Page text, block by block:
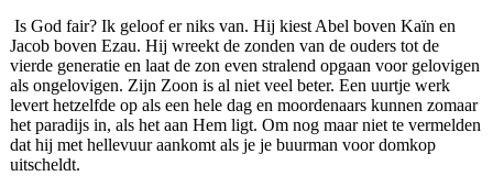
Is God fair? Ik geloof er niks van. Hij kiest Abel boven Kaïn en
Jacob boven Ezau. Hij wreekt de zonden van de ouders tot de
vierde generatie en laat de zon even stralend opgaan voor gelovigen
als ongelovigen. Zijn Zoon is al niet veel beter. Een uurtje werk
levert hetzelfde op als een hele dag en moordenaars kunnen zomaar
het paradijs in, als het aan Hem ligt. Om nog maar niet te vermelden
dat hij met hellevuur aankomt als je je buurman voor domkop
uitscheldt.